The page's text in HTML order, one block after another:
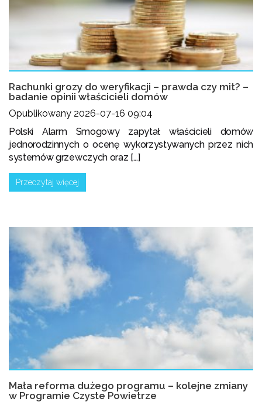
Rachunki grozy do weryfikacji – prawda czy mit? –
badanie opinii właścicieli domów
Opublikowany 2026-07-16 09:04
Polski Alarm Smogowy zapytał właścicieli domów
jednorodzinnych o ocenę wykorzystywanych przez nich
systemów grzewczych oraz [...]
Przeczytaj więcej
Mała reforma dużego programu – kolejne zmiany
w Programie Czyste Powietrze